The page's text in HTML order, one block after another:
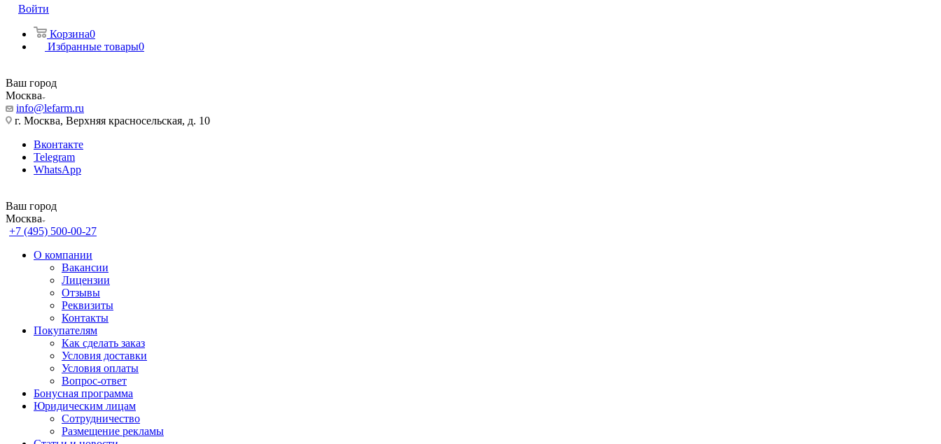
Войти
Корзина0
Избранные товары0
Ваш город
Москва
info@lefarm.ru
г. Москва, Верхняя красносельская, д. 10
Вконтакте
Telegram
WhatsApp
Ваш город
Москва
+7 (495) 500-00-27
О компании
Вакансии
Лицензии
Отзывы
Реквизиты
Контакты
Покупателям
Как сделать заказ
Условия доставки
Условия оплаты
Вопрос-ответ
Бонусная программа
Юридическим лицам
Сотрудничество
Размещение рекламы